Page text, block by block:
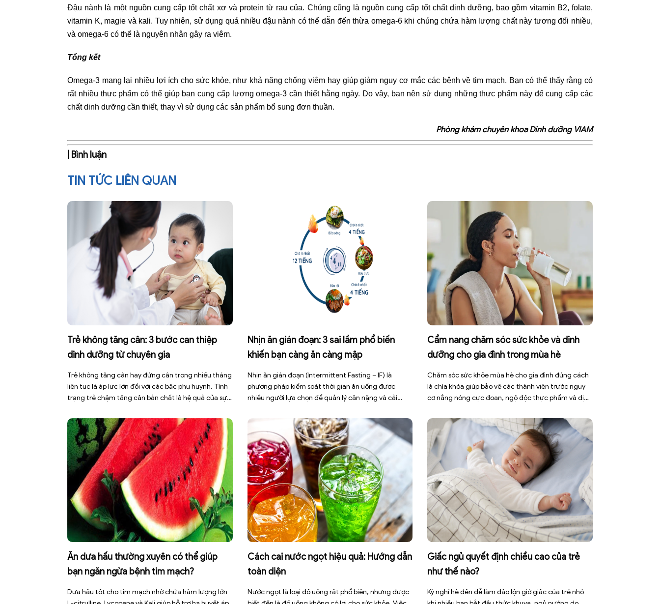
Đậu nành là một nguồn cung cấp tốt chất xơ và protein từ rau của. Chúng cũng là nguồn cung cấp tốt chất dinh dưỡng, bao gồm vitamin B2, folate,
vitamin K, magie và kali. Tuy nhiên, sử dụng quá nhiều đậu nành có thể dẫn đến thừa omega-6 khi chúng chứa hàm lượng chất này tương đối nhiều,
và omega-6 có thể là nguyên nhân gây ra viêm.
Tổng kết
Omega-3 mang lại nhiều lợi ích cho sức khỏe, như khả năng chống viêm hay giúp giảm nguy cơ mắc các bệnh về tim mạch. Bạn có thể thấy rằng có
rất nhiều thực phẩm có thể giúp bạn cung cấp lượng omega-3 cần thiết hằng ngày. Do vậy, bạn nên sử dụng những thực phẩm này để cung cấp các
chất dinh dưỡng cần thiết, thay vì sử dụng các sản phẩm bổ sung đơn thuần.
Phòng khám chuyên khoa Dinh dưỡng VIAM
| Bình luận
TIN TỨC LIÊN QUAN
Trẻ không tăng cân: 3 bước can thiệp
dinh dưỡng từ chuyên gia
Trẻ không tăng cân hay đứng cân trong nhiều tháng
liên tục là áp lực lớn đối với các bậc phụ huynh. Tình
trạng trẻ chậm tăng cân bản chất là hệ quả của sự
lượng tiêu hao. Thay vì tự ý dùng các loại […]
Nhịn ăn gián đoạn: 3 sai lầm phổ biến
khiến bạn càng ăn càng mập
Nhịn ăn gián đoạn (Intermittent Fasting – IF) là
phương pháp kiểm soát thời gian ăn uống được
nhiều người lựa chọn để quản lý cân nặng và cải
cách không những làm giảm hiệu quả giảm cân mà
còn gây kiệt sức, mất cơ […]
Cẩm nang chăm sóc sức khỏe và dinh
dưỡng cho gia đình trong mùa hè
Chăm sóc sức khỏe mùa hè cho gia đình đúng cách
là chìa khóa giúp bảo vệ các thành viên trước nguy
cơ nắng nóng cực đoan, ngộ độc thực phẩm và dịch
đợt nắng nóng kéo dài có thể gây mất nước, kiệt
sức […]
Ăn dưa hấu thường xuyên có thể giúp
bạn ngăn ngừa bệnh tim mạch?
Dưa hấu tốt cho tim mạch nhờ chứa hàm lượng lớn
Cách cai nước ngọt hiệu quả: Hướng dẫn
toàn diện
Nước ngọt là loại đồ uống rất phổ biến, nhưng được
Giấc ngủ quyết định chiều cao của trẻ
như thế nào?
Kỳ nghỉ hè đến dễ làm đảo lộn giờ giấc của trẻ nhỏ